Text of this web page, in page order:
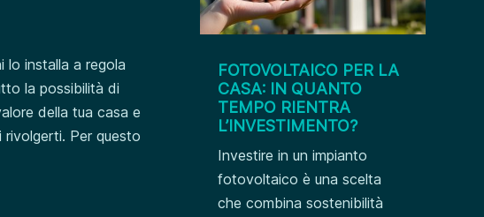
lo installa a regola
la possibilità di
della tua casa e
rivolgerti. Per questo
FOTOVOLTAICO PER LA
CASA: IN QUANTO
TEMPO RIENTRA
L’INVESTIMENTO?
Investire in un impianto
fotovoltaico è una scelta
che combina sostenibilità